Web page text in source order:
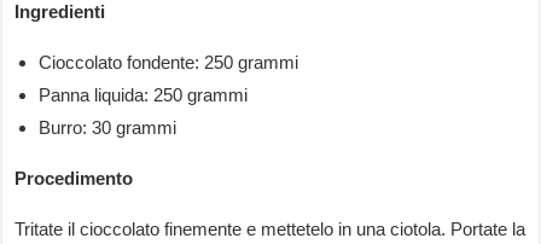
Ingredienti
Cioccolato fondente: 250 grammi
Panna liquida: 250 grammi
Burro: 30 grammi
Procedimento
Tritate il cioccolato finemente e mettetelo in una ciotola. Portate la